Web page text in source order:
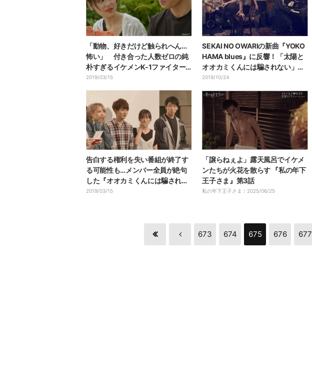
「動物、好きだけど触られへん…
怖い」 付き合った人数ゼロの純
朴すぎるイケメンK-1ファイター
に視聴者から「カワイイ」の声続
出！
2019/03/15
SEKAI NO OWARIの新曲『YOKO
HAMA blues』に反響！「太陽と
オオカミくんには騙されない」初
回放送で初解禁
2019/10/24
告白する権利を失い番組が終了す
る可能性も…メンバー全員が絶句
した『オオカミくんには騙されな
い』新ルールに横澤夏子らスタジ
2019/03/15
「譲らねぇよ」露天風呂でイケメ
ンたちが火花を散らす 『私の年下
王子さま』第3話
私の年下王子さま｜ 2025/06/25
673 674 675 676 677